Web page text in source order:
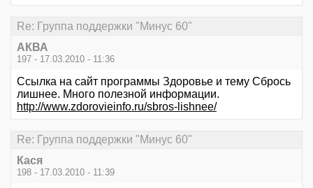
Re: Группа поддержки "Минус 60"
АКВА
197 - 17.03.2010 - 11:36
Ссылка на сайт программы Здоровье и тему Сбрось
лишнее. Много полезной информации.
http://www.zdorovieinfo.ru/sbros-lishnee/
Re: Группа поддержки "Минус 60"
Кася
198 - 17.03.2010 - 11:39